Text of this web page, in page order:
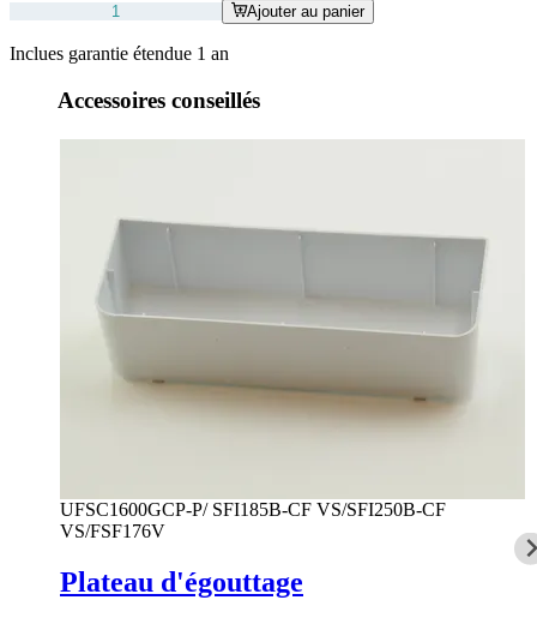
Ajouter au panier
Inclues garantie étendue 1 an
Accessoires conseillés
UFSC1600GCP-P/ SFI185B-CF VS/SFI250B-CF
VS/FSF176V
Plateau d'égouttage